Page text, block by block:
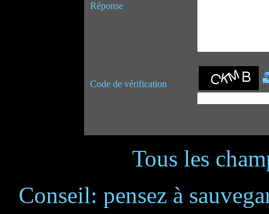
Réponse
Code de vérification
Tous les
Conseil: pensez à